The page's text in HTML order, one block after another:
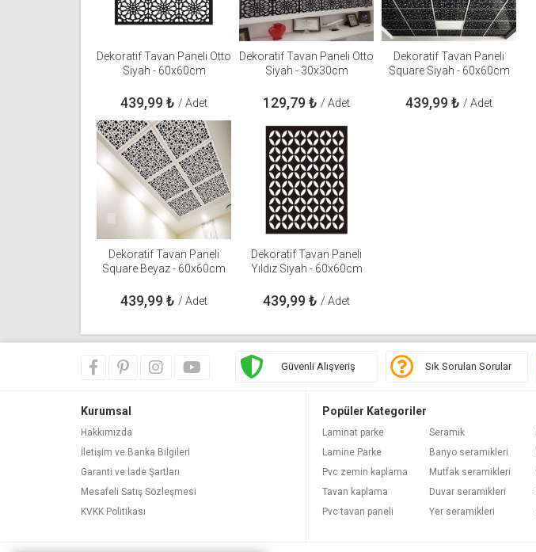
Dekoratif Tavan Paneli Otto
Siyah - 60x60cm
439,99₺ / Adet
Dekoratif Tavan Paneli Otto
Siyah - 30x30cm
129,79₺ / Adet
Dekoratif Tavan Paneli
Square Siyah - 60x60cm
439,99₺ / Adet
Dekoratif Tavan Paneli
Square Beyaz - 60x60cm
439,99₺ / Adet
Dekoratif Tavan Paneli
Yıldız Siyah - 60x60cm
439,99₺ / Adet
Güvenli Alışveriş Sık Sorulan Sorular
Kurumsal
Hakkımızda
İletişim ve Banka Bilgileri
Garanti ve İade Şartları
Mesafeli Satış Sözleşmesi
KVKK Politikası
Popüler Kategoriler
Laminat parke
Lamine Parke
Pvc zemin kaplama
Tavan kaplama
Pvc tavan paneli
Seramik
Banyo seramikleri
Mutfak seramikleri
Duvar seramikleri
Yer seramikleri